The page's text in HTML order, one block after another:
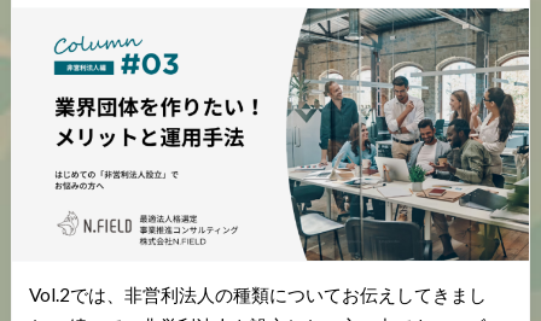
Vol.2では、非営利法人の種類についてお伝えしてきまし